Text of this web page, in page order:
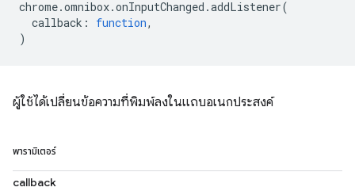
chrome.omnibox.onInputChanged .addListener(
callback : function,
)
ผู้ใช้ได้เปลี่ยนข้อความที่พิมพ์ลงในแถบอเนกประสงค์
พารามิเตอร์
callback